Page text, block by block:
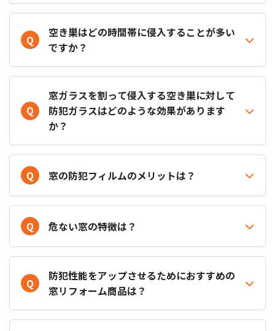
Q
空き巣はどの時間帯に侵入することが多い
ですか？
Q
窓ガラスを割って侵入する空き巣に対して
防犯ガラスはどのような効果があります
か？
Q 窓の防犯フィルムのメリットは？
Q 危ない窓の特徴は？
Q
防犯性能をアップさせるためにおすすめの
窓リフォーム商品は？